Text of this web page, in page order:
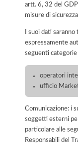
artt. 6, 32 del
misure di
I suoi dati
espressamente
seguenti
operatori
ufficio
Comunicazione: i
soggetti esterni
particolare alle
Responsabili del